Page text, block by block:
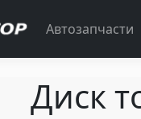
Автозапчасти
Диск